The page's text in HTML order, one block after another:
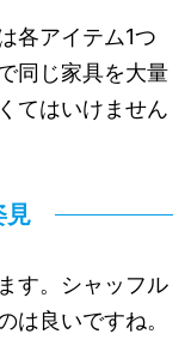
各アイテム1つ
同じ家具を大量
てはいけません
見
す。シャッフル
は良いですね。